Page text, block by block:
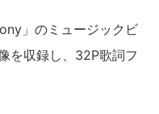
」のミュージックビ
を収録し、32P歌詞フ